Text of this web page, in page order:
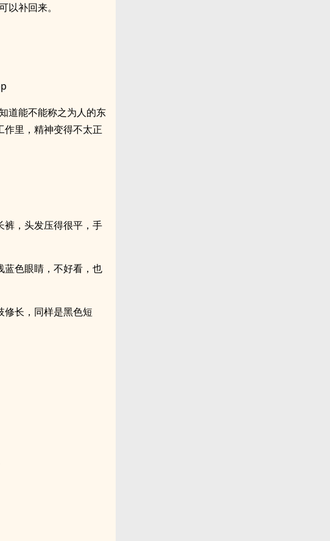
补回来。
道能不能称之为人的东
里，精神变得不太正
裤，头发压得很平，手
蓝色眼睛，不好看，也
修长，同样是黑色短